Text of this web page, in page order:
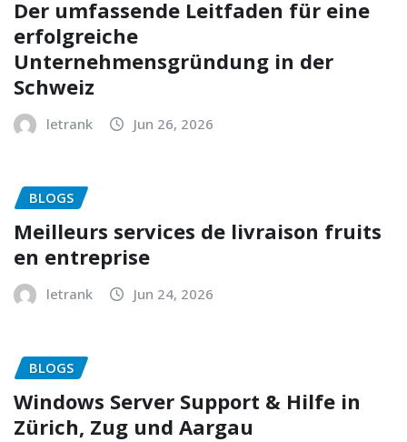
Der umfassende Leitfaden für eine
erfolgreiche
Unternehmensgründung in der
Schweiz
letrank Jun 26, 2026
BLOGS
Meilleurs services de livraison fruits
en entreprise
letrank Jun 24, 2026
BLOGS
Windows Server Support & Hilfe in
Zürich, Zug und Aargau